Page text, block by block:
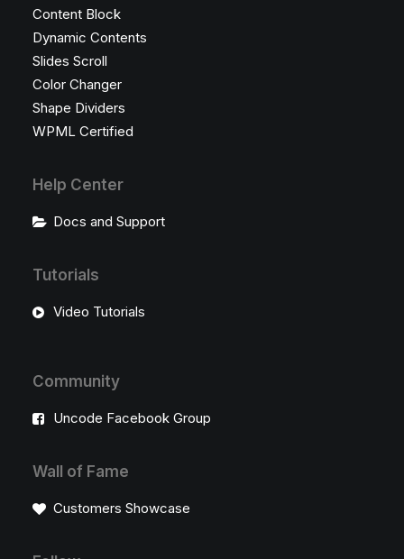
Content Block
Dynamic Contents
Slides Scroll
Color Changer
Shape Dividers
WPML Certified
Help Center
Docs and Support
Tutorials
Video Tutorials
Community
Uncode Facebook Group
Wall of Fame
Customers Showcase